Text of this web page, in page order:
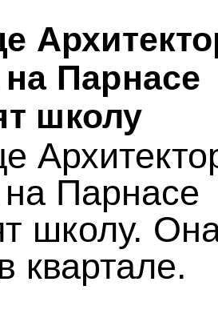
Парнасе
школу
Парнасе
школу.
квартале.